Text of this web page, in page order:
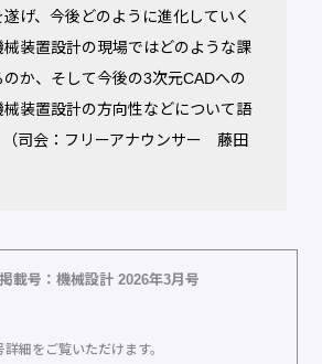
げ、今後どのように進化していく
械装置設計の現場ではどのような課
か、そして今後の3次元CADへの
装置設計の方向性などについて語
（司会：フリーアナウンサー 藤田
載号：機械設計 2026年3月号
細をご覧いただけます。